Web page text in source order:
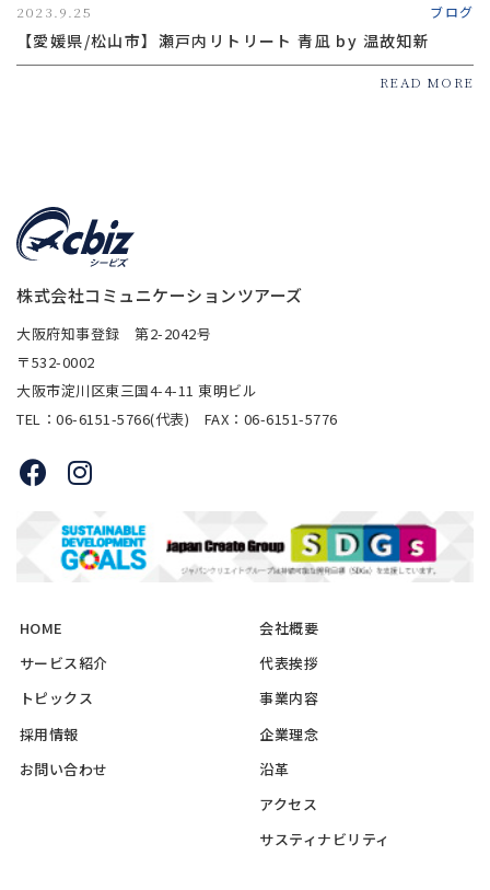
2023.9.25 ブログ
【愛媛県/松山市】瀬戸内リトリート 青凪 by 温故知新
READ MORE
株式会社コミュニケーションツアーズ
大阪府知事登録 第2-2042号
〒532-0002
大阪市淀川区東三国4-4-11 東明ビル
TEL：06-6151-5766(代表) FAX：06-6151-5776
HOME
サービス紹介
トピックス
採用情報
お問い合わせ
会社概要
代表挨拶
事業内容
企業理念
沿革
アクセス
サスティナビリティ